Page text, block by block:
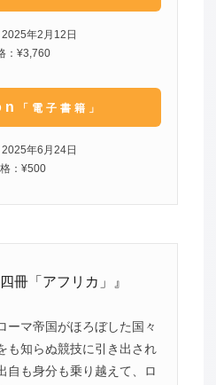
年2月12日
：¥3,760
「電子書籍」
年6月24日
：¥500
冊「アフリカ」』
ーマ帝国がほろぼした国々
も知らぬ競技に引き出され
自も身分も乗り越えて、ロ